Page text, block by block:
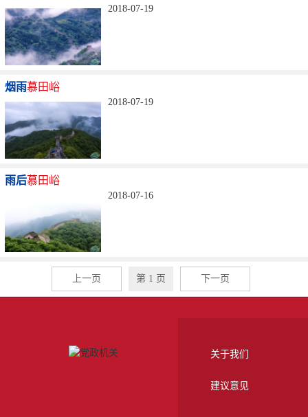
2018-07-19
烟雨慕田峪
2018-07-19
雨后慕田峪
2018-07-16
上一页 第 1 页 下一页
关于我们
建议意见